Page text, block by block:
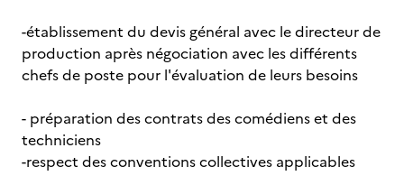
-établissement du devis général avec le directeur de
production après négociation avec les différents
chefs de poste pour l'évaluation de leurs besoins
- préparation des contrats des comédiens et des
techniciens
-respect des conventions collectives applicables